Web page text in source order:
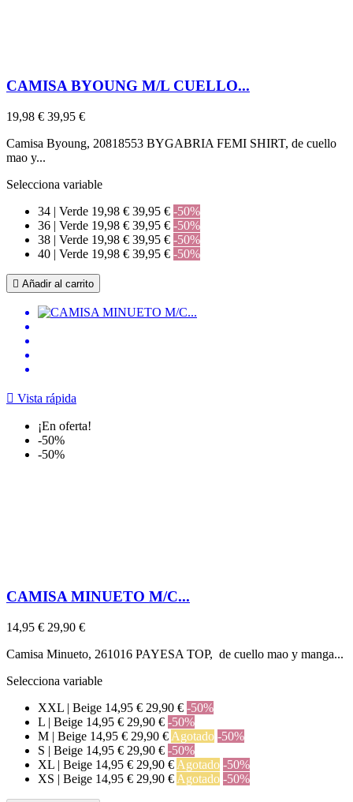
CAMISA BYOUNG M/L CUELLO...
19,98 € 39,95 €
Camisa Byoung, 20818553 BYGABRIA FEMI SHIRT, de cuello
mao y...
Selecciona variable
34 | Verde 19,98 € 39,95 € -50%
36 | Verde 19,98 € 39,95 € -50%
38 | Verde 19,98 € 39,95 € -50%
40 | Verde 19,98 € 39,95 € -50%
 Añadir al carrito
 Vista rápida
¡En oferta!
-50%
-50%
CAMISA MINUETO M/C...
14,95 € 29,90 €
Camisa Minueto, 261016 PAYESA TOP, de cuello mao y manga...
Selecciona variable
XXL | Beige 14,95 € 29,90 € -50%
L | Beige 14,95 € 29,90 € -50%
M | Beige 14,95 € 29,90 € Agotado -50%
S | Beige 14,95 € 29,90 € -50%
XL | Beige 14,95 € 29,90 € Agotado -50%
XS | Beige 14,95 € 29,90 € Agotado -50%